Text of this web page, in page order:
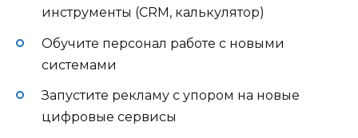
инструменты (CRM, калькулятор)
Обучите персонал работе с новыми
системами
Запустите рекламу с упором на новые
цифровые сервисы